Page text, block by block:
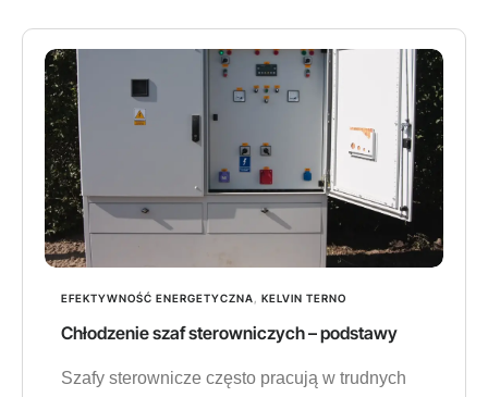
EFEKTYWNOŚĆ ENERGETYCZNA KELVIN TERNO
Chłodzenie szaf sterowniczych – podstawy
Szafy sterownicze często pracują w trudnych